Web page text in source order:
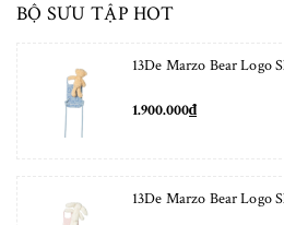
BỘ SƯU TẬP HOT
13De Marzo Bear Logo
1.900.000₫
13De Marzo Bear Logo